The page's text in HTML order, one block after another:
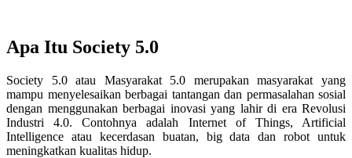
Apa Itu Society 5.0
Society 5.0 atau Masyarakat 5.0 merupakan masyarakat yang
mampu menyelesaikan berbagai tantangan dan permasalahan sosial
dengan menggunakan berbagai inovasi yang lahir di era Revolusi
Industri 4.0. Contohnya adalah Internet of Things, Artificial
Intelligence atau kecerdasan buatan, big data dan robot untuk
meningkatkan kualitas hidup.